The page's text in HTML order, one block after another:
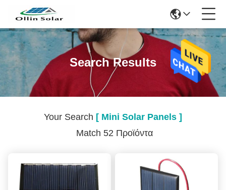
Search Results
Your Search [ Mini Solar Panels ]
Match 52 Προϊόντα